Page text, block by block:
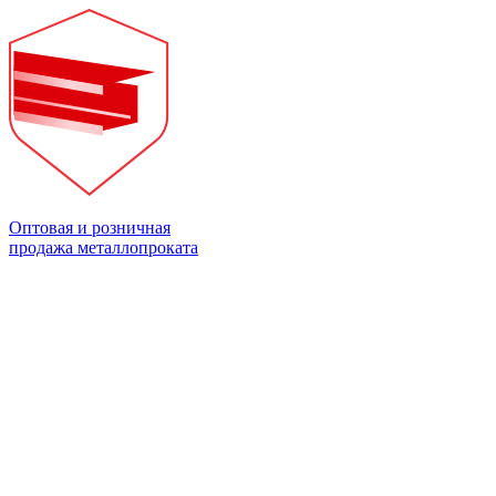
Оптовая и розничная
продажа металлопроката